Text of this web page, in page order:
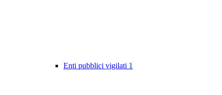
Enti pubblici vigilati 1